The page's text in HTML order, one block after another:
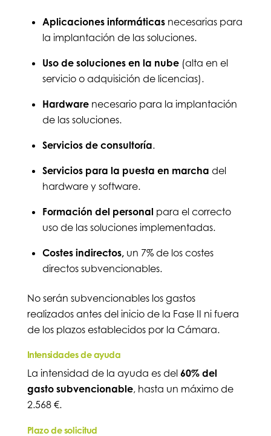
Aplicaciones informáticas necesarias para
la implantación de las soluciones.
Uso de soluciones en la nube (alta en el
servicio o adquisición de licencias).
Hardware necesario para la implantación
de las soluciones.
Servicios de consultoría.
Servicios para la puesta en marcha del
hardware y software.
Formación del personal para el correcto
uso de las soluciones implementadas.
Costes indirectos, un 7% de los costes
directos subvencionables.
No serán subvencionables los gastos
realizados antes del inicio de la Fase II ni fuera
de los plazos establecidos por la Cámara.
Intensidades de ayuda
La intensidad de la ayuda es del 60% del
gasto subvencionable, hasta un máximo de
2.568 €.
Plazo de solicitud